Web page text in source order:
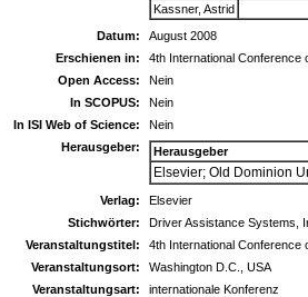
Kassner, Astrid
Datum:
August 2008
Erschienen in:
4th International
Open Access:
Nein
In SCOPUS:
Nein
In ISI Web of Science:
Nein
Herausgeber:
Herausgeber
Elsevier; Old Dominion
Verlag:
Elsevier
Stichwörter:
Driver Assistance Systems,
Veranstaltungstitel:
4th International
Veranstaltungsort:
Washington D.C., USA
Veranstaltungsart:
internationale Konferenz